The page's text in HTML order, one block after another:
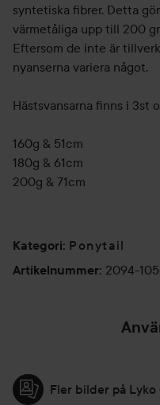
syntetiska fibrer. Detta
värmetåliga upp till 200
Eftersom de inte är
nyanserna variera något.
Hästsvansarna finns i 3st
160g & 51cm
180g & 61cm
200g & 71cm
Kategori: Ponytail
Artikelnummer: 2094-
Fler bilder på